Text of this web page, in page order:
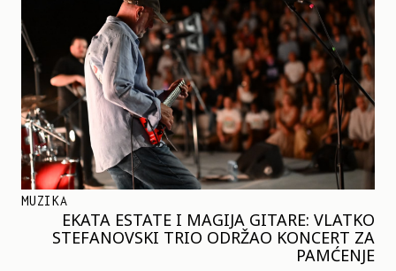
MUZIKA
EKATA ESTATE I MAGIJA GITARE: VLATKO
STEFANOVSKI TRIO ODRŽAO KONCERT ZA
PAMĆENJE